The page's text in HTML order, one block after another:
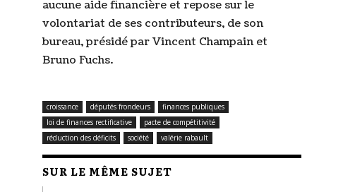
aucune aide financière et repose sur le
volontariat de ses contributeurs, de son
bureau, présidé par Vincent Champain et
Bruno Fuchs.
croissance députés frondeurs
finances publiques
loi de finances rectificative
pacte de compétitivité
réduction des déficits
société valérie rabault
SUR LE MÊME SUJET